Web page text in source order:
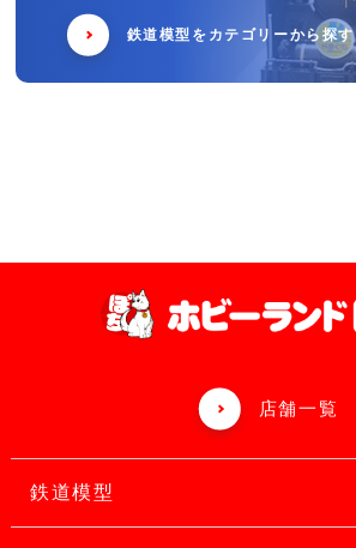
鉄道模型をカテゴリーから探す
店舗一覧
鉄道模型